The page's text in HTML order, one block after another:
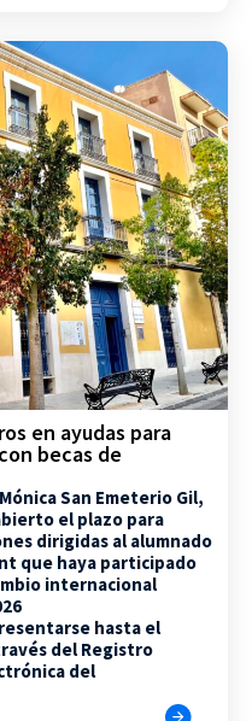
en ayudas para
becas de
San Emeterio Gil,
el plazo para
dirigidas al alumnado
que haya participado
internacional
hasta el
del Registro
del